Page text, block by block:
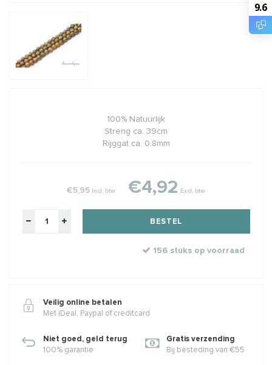
100% Natuurlijk
Streng ca. 39cm
Rijggat ca. 0.8mm
€5,95 Incl. btw €4,92 Excl. btw
BESTEL
156 stuks op voorraad
Veilig online betalen
Met iDeal, Paypal of creditcard
Niet goed, geld terug
100% garantie
Gratis verzending
Bij besteding van €55
9.6